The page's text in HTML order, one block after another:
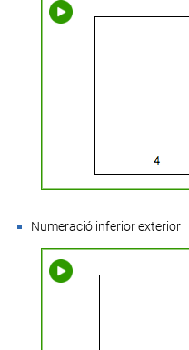
Numeració inferior exterior